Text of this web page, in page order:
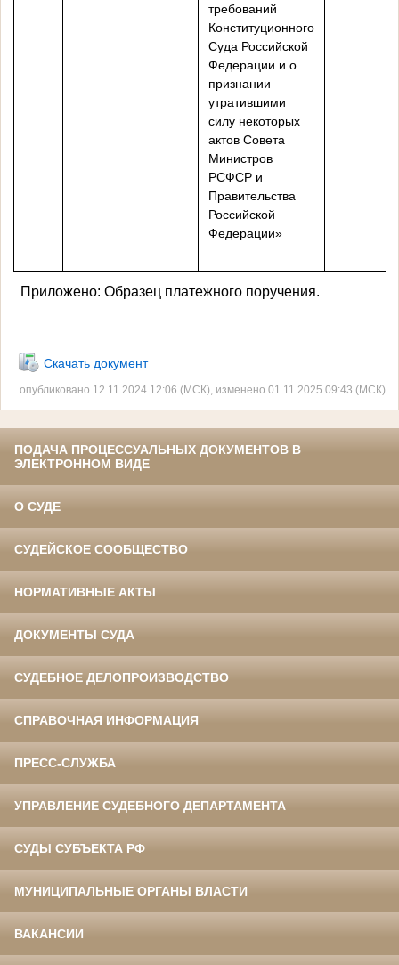
требований
Конституционного
Суда Российской
Федерации и о
признании
утратившими
силу некоторых
актов Совета
Министров
РСФСР и
Правительства
Российской
Федерации»
Приложено: Образец платежного поручения.
Скачать документ
опубликовано 12.11.2024 12:06 (МСК), изменено 01.11.2025 09:43 (МСК)
ПОДАЧА ПРОЦЕССУАЛЬНЫХ ДОКУМЕНТОВ В
ЭЛЕКТРОННОМ ВИДЕ
О СУДЕ
СУДЕЙСКОЕ СООБЩЕСТВО
НОРМАТИВНЫЕ АКТЫ
ДОКУМЕНТЫ СУДА
СУДЕБНОЕ ДЕЛОПРОИЗВОДСТВО
СПРАВОЧНАЯ ИНФОРМАЦИЯ
ПРЕСС-СЛУЖБА
УПРАВЛЕНИЕ СУДЕБНОГО ДЕПАРТАМЕНТА
СУДЫ СУБЪЕКТА РФ
МУНИЦИПАЛЬНЫЕ ОРГАНЫ ВЛАСТИ
ВАКАНСИИ